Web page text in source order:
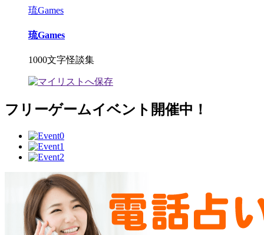
琉Games
琉Games
1000文字怪談集
フリーゲームイベント開催中！